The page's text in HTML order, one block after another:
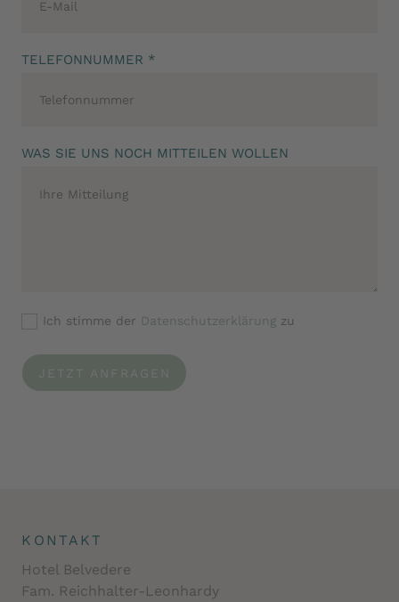
TELEFONNUMMER *
WAS SIE UNS NOCH MITTEILEN WOLLEN
Ich stimme der Datenschutzerklärung zu
JETZT ANFRAGEN
KONTAKT
Hotel Belvedere
Fam. Reichhalter-Leonhardy